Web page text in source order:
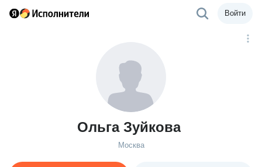
Войти
Ольга Зуйкова
Москва